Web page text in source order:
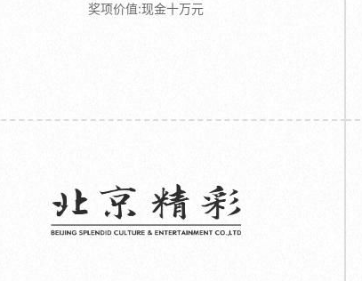
奖项价值:现金十万元